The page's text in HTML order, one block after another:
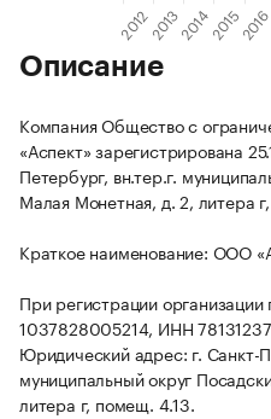
Описание
Компания Общество с
«Аспект» зарегистрирована
Петербург, вн.тер.г.
Малая Монетная, д. 2, литера
Краткое наименование: ООО
При регистрации
1037828005214, ИНН
Юридический адрес: г. Санкт-
муниципальный округ
литера г, помещ. 4.13.